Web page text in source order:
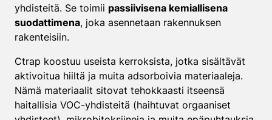
yhdisteitä. Se toimii passiivisena kemiallisena
suodattimena, joka asennetaan rakennuksen
rakenteisiin.
Ctrap koostuu useista kerroksista, jotka sisältävät
aktivoitua hiiltä ja muita adsorboivia materiaaleja.
Nämä materiaalit sitovat tehokkaasti itseensä
haitallisia VOC-yhdisteitä (haihtuvat orgaaniset